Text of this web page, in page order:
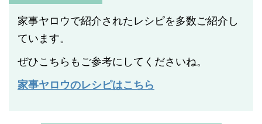
家事ヤロウで紹介されたレシピを多数ご紹介し
ています。
ぜひこちらもご参考にしてくださいね。
家事ヤロウのレシピはこちら